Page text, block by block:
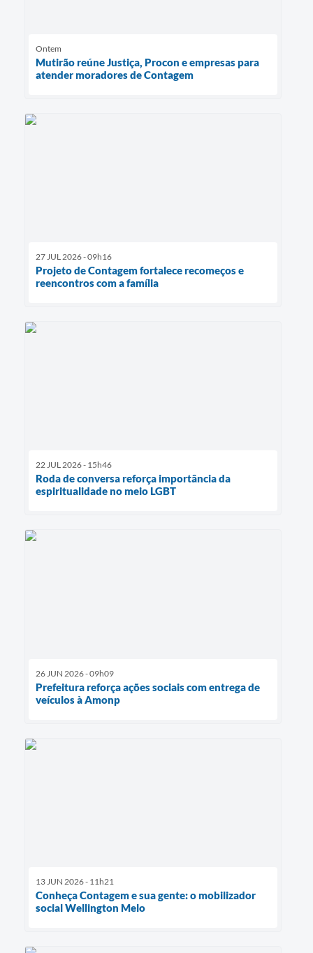
Ontem
Mutirão reúne Justiça, Procon e empresas para
atender moradores de Contagem
27 JUL 2026 - 09h16
Projeto de Contagem fortalece recomeços e
reencontros com a família
22 JUL 2026 - 15h46
Roda de conversa reforça importância da
espiritualidade no meio LGBT
26 JUN 2026 - 09h09
Prefeitura reforça ações sociais com entrega de
veículos à Amonp
13 JUN 2026 - 11h21
Conheça Contagem e sua gente: o mobilizador
social Wellington Melo